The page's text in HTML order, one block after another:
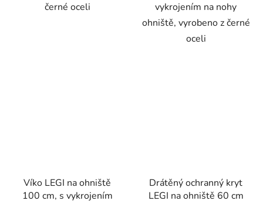
černé oceli
vykrojením na nohy
ohniště, vyrobeno z černé
oceli
Víko LEGI na ohniště
100 cm, s vykrojením
Drátěný ochranný kryt
LEGI na ohniště 60 cm